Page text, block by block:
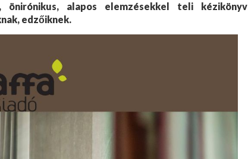
önirónikus, alapos elemzésekkel teli kézikönyv
edzőiknek.